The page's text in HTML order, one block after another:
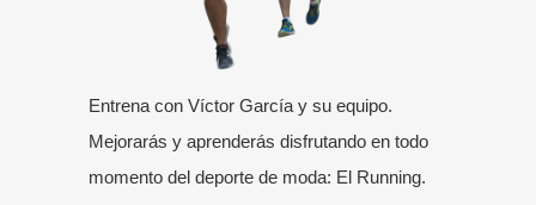
Entrena con Víctor García y su equipo.
Mejorarás y aprenderás disfrutando en todo
momento del deporte de moda: El Running.